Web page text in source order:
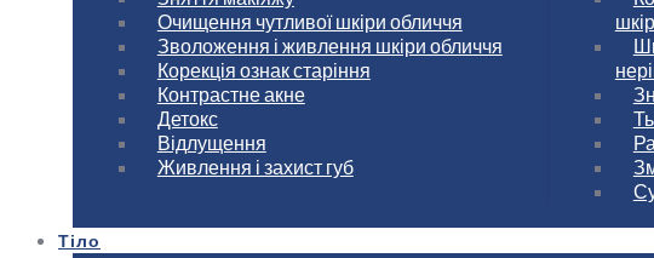
Очищення чутливої шкіри обличчя
Зволоження і живлення шкіри обличчя
Корекція ознак старіння
Контрастне акне
Детокс
Відлущення
Живлення і захист губ
Тіло